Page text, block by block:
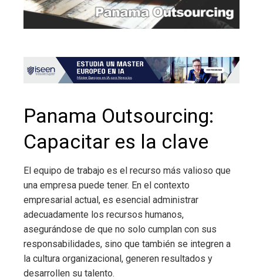
Panama Outsourcing:
Capacitar es la clave
El equipo de trabajo es el recurso más valioso que
una empresa puede tener. En el contexto
empresarial actual, es esencial administrar
adecuadamente los recursos humanos,
asegurándose de que no solo cumplan con sus
responsabilidades, sino que también se integren a
la cultura organizacional, generen resultados y
desarrollen su talento.